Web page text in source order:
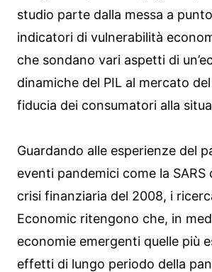
studio parte dalla messa a
indicatori di vulnerabilità
che sondano vari aspetti di
dinamiche del PIL al mercato
fiducia dei consumatori alla
Guardando alle esperienze del
eventi pandemici come la SARS
crisi finanziaria del 2008, i
Economic ritengono che, in
economie emergenti quelle più
effetti di lungo periodo della